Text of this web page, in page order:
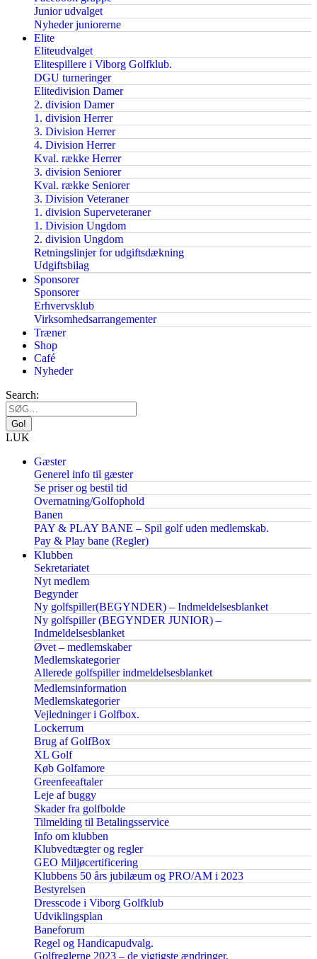
Junior udvalget
Nyheder juniorerne
Elite
Eliteudvalget
Elitespillere i Viborg Golfklub.
DGU turneringer
Elitedivision Damer
2. division Damer
1. division Herrer
3. Division Herrer
4. Division Herrer
Kval. række Herrer
3. division Seniorer
Kval. række Seniorer
3. Division Veteraner
1. division Superveteraner
1. Division Ungdom
2. division Ungdom
Retningslinjer for udgiftsdækning
Udgiftsbilag
Sponsorer
Sponsorer
Erhvervsklub
Virksomhedsarrangementer
Træner
Shop
Café
Nyheder
Search:
LUK
Gæster
Generel info til gæster
Se priser og bestil tid
Overnatning/Golfophold
Banen
PAY & PLAY BANE – Spil golf uden medlemskab.
Pay & Play bane (Regler)
Klubben
Sekretariatet
Nyt medlem
Begynder
Ny golfspiller(BEGYNDER) – Indmeldelsesblanket
Ny golfspiller (BEGYNDER JUNIOR) –
Indmeldelsesblanket
Øvet – medlemskaber
Medlemskategorier
Allerede golfspiller indmeldelsesblanket
Medlemsinformation
Medlemskategorier
Vejledninger i Golfbox.
Lockerrum
Brug af GolfBox
XL Golf
Køb Golfamore
Greenfeeaftaler
Leje af buggy
Skader fra golfbolde
Tilmelding til Betalingsservice
Info om klubben
Klubvedtægter og regler
GEO Miljøcertificering
Klubbens 50 års jubilæum og PRO/AM i 2023
Bestyrelsen
Dresscode i Viborg Golfklub
Udviklingsplan
Baneforum
Regel og Handicapudvalg.
Golfreglerne 2023 – de vigtigste ændringer.